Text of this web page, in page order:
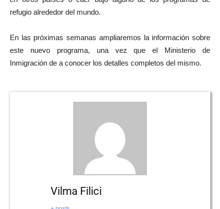
refugio alrededor del mundo.
En las próximas semanas ampliaremos la información sobre
este nuevo programa, una vez que el Ministerio de
Inmigración de a conocer los detalles completos del mismo.
Vilma Filici